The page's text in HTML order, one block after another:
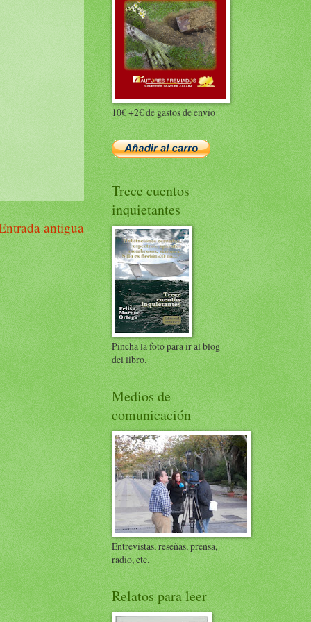
antigua
10€ +2€ de gastos de envío
Trece cuentos
inquietantes
Pincha la foto para ir al blog
del libro.
Medios de
comunicación
Entrevistas, reseñas, prensa,
radio, etc.
Relatos para leer